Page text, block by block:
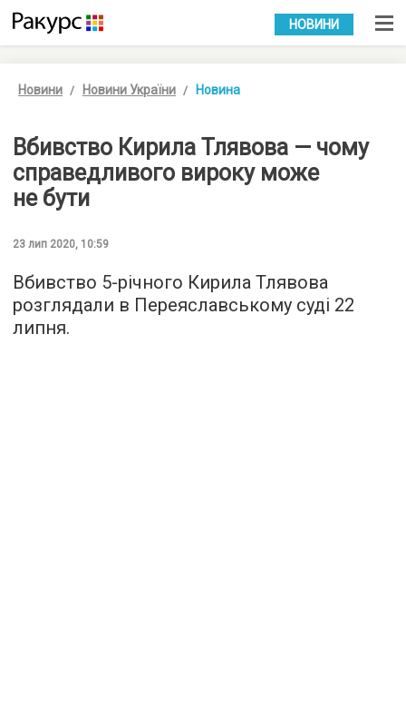
УКР РУС
НОВИНИ
Новини Новини України Новина
Вбивство Кирила Тлявова — чому
справедливого вироку може
не бути
23 лип 2020, 10:59
Вбивство 5-річного Кирила Тлявова
розглядали в Переяславському суді 22
липня.